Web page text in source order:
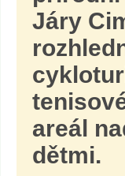
Járy
areál
dětmi.